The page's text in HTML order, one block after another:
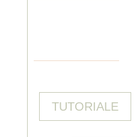
TUTORIALE